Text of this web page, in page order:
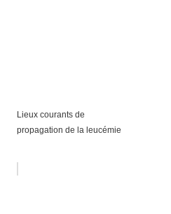
Lieux courants de
propagation de la leucémie